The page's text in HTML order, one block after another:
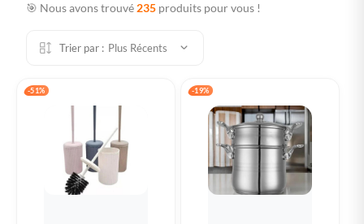
🎯 Nous avons trouvé 235 produits pour vous !
Trier par : Plus Récents
-51% -19%